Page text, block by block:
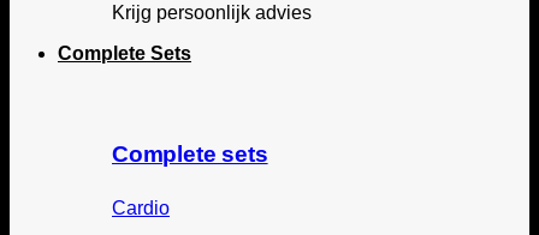
Krijg persoonlijk advies
Complete Sets
Complete sets
Cardio